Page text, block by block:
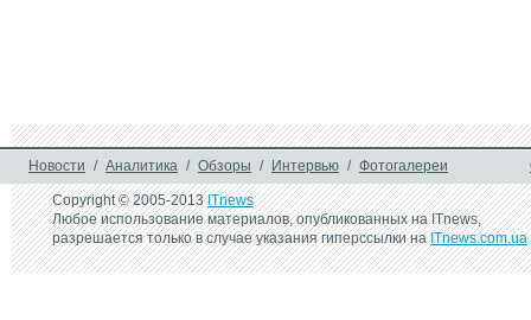
Новости / Аналитика / Обзоры / Интервью / Фотогалереи
Copyright © 2005-2013ITnews
Любое использование материалов, опубликованных на ITnews,
разрешается только в случае указания гиперссылки наITnews.com.ua